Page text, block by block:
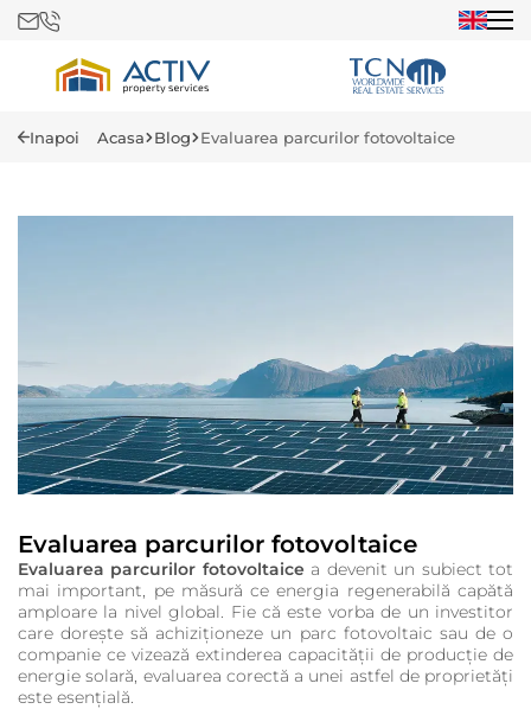
Inapoi Acasa Blog Evaluarea parcurilor fotovoltaice
Evaluarea parcurilor fotovoltaice
Evaluarea parcurilor fotovoltaice a devenit un subiect tot
mai important, pe măsură ce energia regenerabilă capătă
amploare la nivel global. Fie că este vorba de un investitor
care dorește să achiziționeze un parc fotovoltaic sau de o
companie ce vizează extinderea capacității de producție de
energie solară, evaluarea corectă a unei astfel de proprietăți
este esențială.